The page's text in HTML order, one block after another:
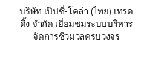
บริษัท เป๊ปซี่-โคล่า (ไทย) เทรด
ดิ้ง จำกัด เยี่ยมชมระบบบริหาร
จัดการชีวมวลครบวงจร